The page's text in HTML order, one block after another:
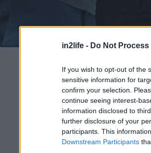
in2life - Do Not
If you wish to opt-out of the
sensitive information for
confirm your selection.
continue seeing interest-
information disclosed to
further disclosure of your
participants. This
Downstream Participants